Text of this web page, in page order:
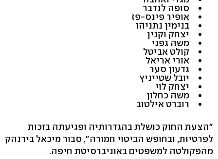
סופה לנדבר
אופיר פינס-פז
בנימין נתניהו
יצחק וקנין
משה גפני
קולט אביטל
אורי אריאל
גדעון סער
יובל שטייניץ
יצחק לוי
משה כחלון
רוברט אילטוב
"הצעת החוק כושלת בהגדרותיה ופגיעתה בזכות
לפרטיות, ובחופש הביטוי חמורה", סבור מיכאל בירנהק
מהפקולטה למשפטים באוניברסיטת חיפה.